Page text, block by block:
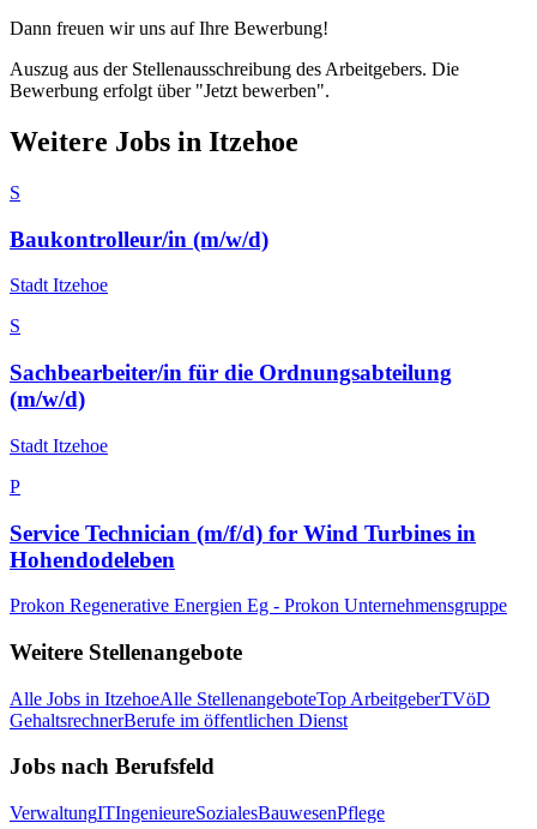
Dann freuen wir uns auf Ihre Bewerbung!
Auszug aus der Stellenausschreibung des Arbeitgebers. Die
Bewerbung erfolgt über "Jetzt bewerben".
Weitere Jobs in Itzehoe
S
Baukontrolleur/in (m/w/d)
Stadt Itzehoe
S
Sachbearbeiter/in für die Ordnungsabteilung
(m/w/d)
Stadt Itzehoe
P
Service Technician (m/f/d) for Wind Turbines in
Hohendodeleben
Prokon Regenerative Energien Eg - Prokon Unternehmensgruppe
Weitere Stellenangebote
Alle Jobs in ItzehoeAlle StellenangeboteTop ArbeitgeberTVöD
GehaltsrechnerBerufe im öffentlichen Dienst
Jobs nach Berufsfeld
VerwaltungITIngenieureSozialesBauwesenPflege